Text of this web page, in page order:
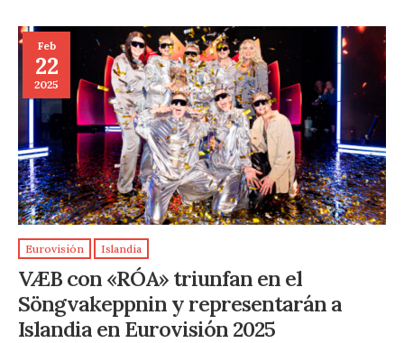
Feb
22
2025
Eurovisión Islandia
VÆB con «RÓA» triunfan en el
Söngvakeppnin y representarán a
Islandia en Eurovisión 2025